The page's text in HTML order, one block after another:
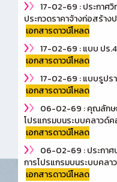
17-02-69 : ประกาศ
ประกวดราคาจ้างก่อสร้า
เอกสารดาวน์โหลด
17-02-69 : แบบ ปร
เอกสารดาวน์โหลด
17-02-69 : แบบรูปร
เอกสารดาวน์โหลด
06-02-69 : คุณลักษ
โปรแกรมบนระบบคลาวด์
เอกสารดาวน์โหลด
06-02-69 : ประกา
การโปรแกรมบนระบบคล
เอกสารดาวน์โหลด